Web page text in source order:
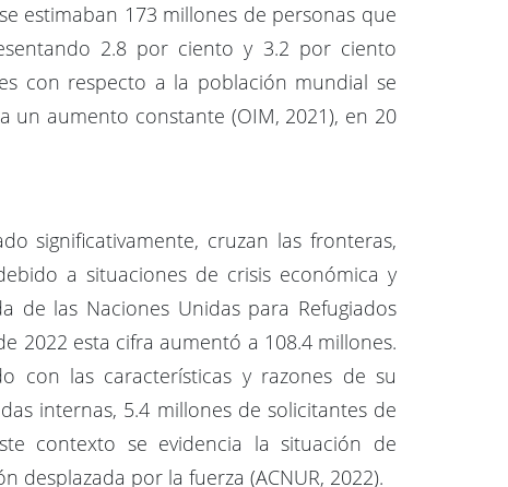
estimaban 173 millones de personas que
2.8 por ciento y 3.2 por ciento
con respecto a la población mundial se
un aumento constante (OIM, 2021), en 20
significativamente, cruzan las fronteras,
a situaciones de crisis económica y
de las Naciones Unidas para Refugiados
2022 esta cifra aumentó a 108.4 millones.
con las características y razones de su
internas, 5.4 millones de solicitantes de
contexto se evidencia la situación de
por la fuerza (ACNUR, 2022).